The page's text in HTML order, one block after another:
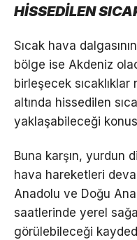
HİSSEDİLEN
Sıcak hava
bölge ise Akdeniz
birleşecek
altında hissedilen
yaklaşabileceği
Buna karşın, yurdun
hava hareketleri
Anadolu ve Doğu
saatlerinde yerel
görülebileceği